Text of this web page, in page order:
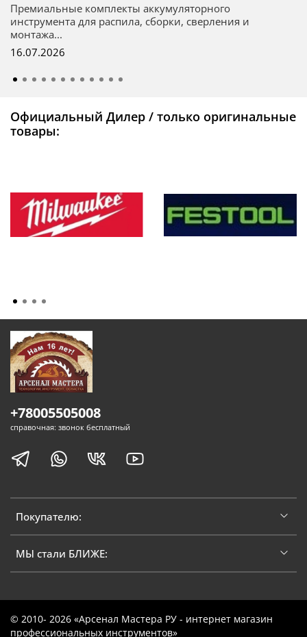
Премиальные комплекты аккумуляторного
инструмента для распила, сборки, сверления и
монтажа...
16.07.2026
Официальный Дилер / только оригинальные
товары:
Покупателю:
МЫ стали БЛИЖЕ:
+78005505008
справочная: звонок бесплатный
© 2010- 2026 «Арсенал Мастера РУ - интернет магазин
профессиональных инструментов»